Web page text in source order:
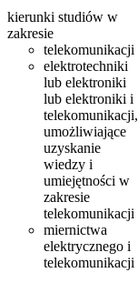
kierunki studiów w
zakresie
telekomunikacji
elektrotechniki
lub elektroniki
lub elektroniki i
telekomunikacji,
umożliwiające
uzyskanie
wiedzy i
umiejętności w
zakresie
telekomunikacji
miernictwa
elektrycznego i
telekomunikacji